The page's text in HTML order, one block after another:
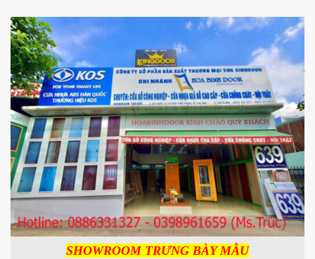
SHOWROOM TRƯNG BÀY MẪU